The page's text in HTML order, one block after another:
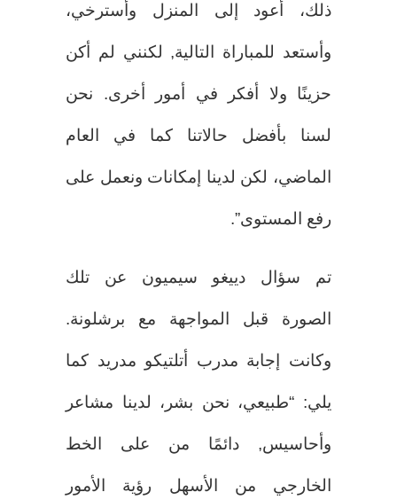
ذلك، أعود إلى المنزل وأسترخي،
وأستعد للمباراة التالية, لكنني لم أكن
حزينًا ولا أفكر في أمور أخرى. نحن
لسنا بأفضل حالاتنا كما في العام
الماضي، لكن لدينا إمكانات ونعمل على
رفع المستوى”.
تم سؤال دييغو سيميون عن تلك
الصورة قبل المواجهة مع برشلونة.
وكانت إجابة مدرب أتلتيكو مدريد كما
يلي: “طبيعي، نحن بشر، لدينا مشاعر
وأحاسيس, دائمًا من على الخط
الخارجي من الأسهل رؤية الأمور